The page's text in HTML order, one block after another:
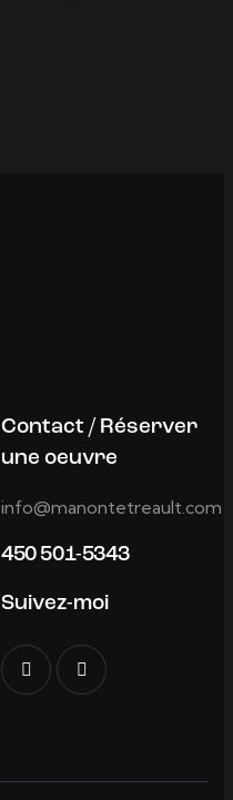
Contact / Réserver
une oeuvre
info@manontetreault.com
450 501-5343
Suivez-moi